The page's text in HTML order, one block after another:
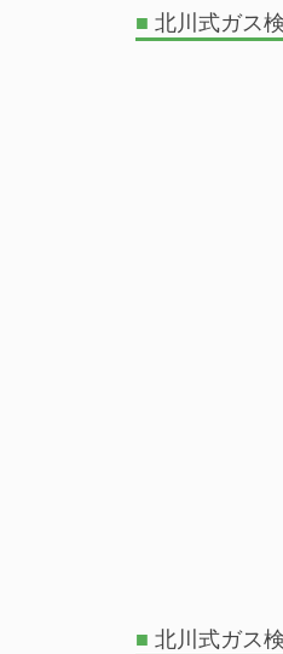
■ 北川式ガス
■ 北川式ガス